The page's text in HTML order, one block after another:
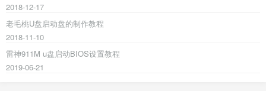
2018-12-17
老毛桃U盘启动盘的制作教程
2018-11-10
雷神911M u盘启动BIOS设置教程
2019-06-21